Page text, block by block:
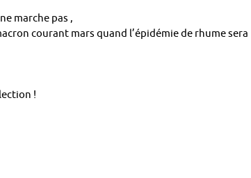
marche pas ,
courant mars quand l’épidémie de rhume sera
!